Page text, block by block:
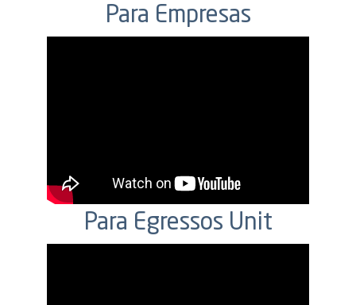
Para Empresas
Para Egressos Unit